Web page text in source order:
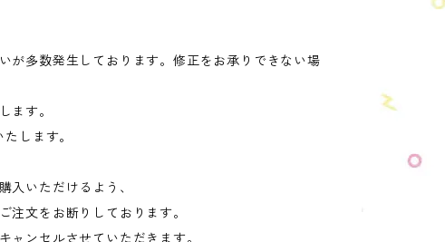
多数発生しております。修正をお承りできない場
ます。
します。
いただけるよう、
注文をお断りしております。
ンセルさせていただきます。